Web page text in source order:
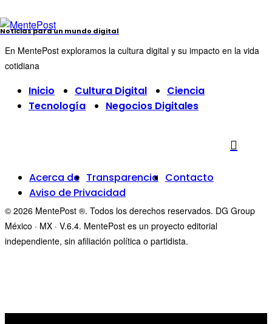
Noticias para un mundo digital
En MentePost exploramos la cultura digital y su impacto en la vida
cotidiana
Inicio Cultura Digital
Ciencia
Tecnología
Negocios Digitales
Acerca de Transparencia Contacto
Aviso de Privacidad
© 2026 MentePost ®. Todos los derechos reservados. DG Group
México · MX · V.6.4. MentePost es un proyecto editorial
independiente, sin afiliación política o partidista.